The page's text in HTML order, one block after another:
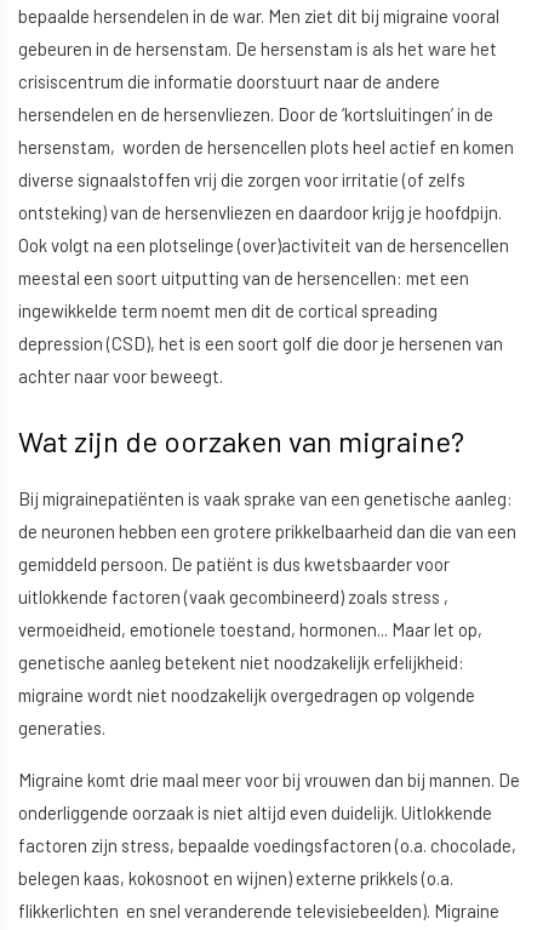
bepaalde hersendelen in de war. Men ziet dit bij migraine vooral
gebeuren in de hersenstam. De hersenstam is als het ware het
crisiscentrum die informatie doorstuurt naar de andere
hersendelen en de hersenvliezen. Door de ‘kortsluitingen’ in de
hersenstam, worden de hersencellen plots heel actief en komen
diverse signaalstoffen vrij die zorgen voor irritatie (of zelfs
ontsteking) van de hersenvliezen en daardoor krijg je hoofdpijn.
Ook volgt na een plotselinge (over)activiteit van de hersencellen
meestal een soort uitputting van de hersencellen: met een
ingewikkelde term noemt men dit de cortical spreading
depression (CSD), het is een soort golf die door je hersenen van
achter naar voor beweegt.
Wat zijn de oorzaken van migraine?
Bij migrainepatiënten is vaak sprake van een genetische aanleg:
de neuronen hebben een grotere prikkelbaarheid dan die van een
gemiddeld persoon. De patiënt is dus kwetsbaarder voor
uitlokkende factoren (vaak gecombineerd) zoals stress ,
vermoeidheid, emotionele toestand, hormonen... Maar let op,
genetische aanleg betekent niet noodzakelijk erfelijkheid:
migraine wordt niet noodzakelijk overgedragen op volgende
generaties.
Migraine komt drie maal meer voor bij vrouwen dan bij mannen. De
onderliggende oorzaak is niet altijd even duidelijk. Uitlokkende
factoren zijn stress, bepaalde voedingsfactoren (o.a. chocolade,
belegen kaas, kokosnoot en wijnen) externe prikkels (o.a.
flikkerlichten en snel veranderende televisiebeelden). Migraine